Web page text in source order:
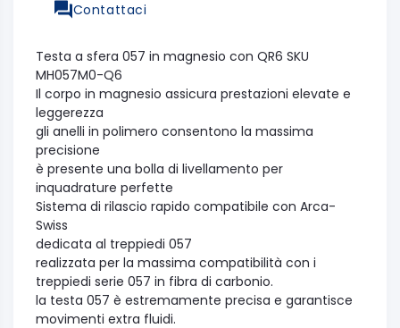
Contattaci
Testa a sfera 057 in magnesio con QR6 SKU
MH057M0-Q6
Il corpo in magnesio assicura prestazioni elevate e
leggerezza
gli anelli in polimero consentono la massima
precisione
è presente una bolla di livellamento per
inquadrature perfette
Sistema di rilascio rapido compatibile con Arca-
Swiss
dedicata al treppiedi 057
realizzata per la massima compatibilità con i
treppiedi serie 057 in fibra di carbonio.
la testa 057 è estremamente precisa e garantisce
movimenti extra fluidi.